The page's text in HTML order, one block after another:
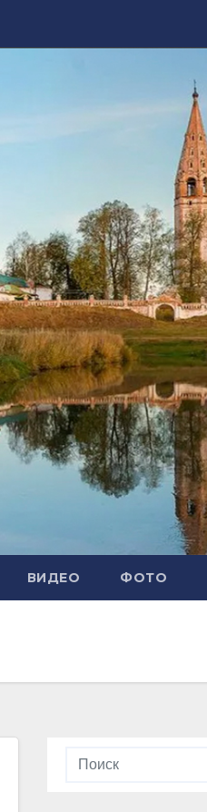
ВИДЕО ФОТО